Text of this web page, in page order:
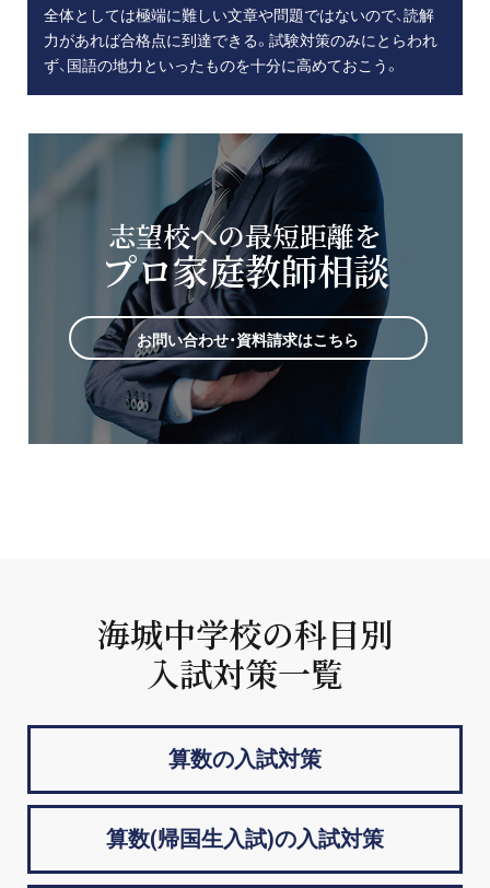
全体としては極端に難しい文章や問題ではないので、読解
力があれば合格点に到達できる。試験対策のみにとらわれ
ず、国語の地力といったものを十分に高めておこう。
志望校への最短距離を
プロ家庭教師相談
お問い合わせ・資料請求はこちら
海城中学校の科目別
入試対策一覧
算数の入試対策
算数(帰国生入試)の入試対策